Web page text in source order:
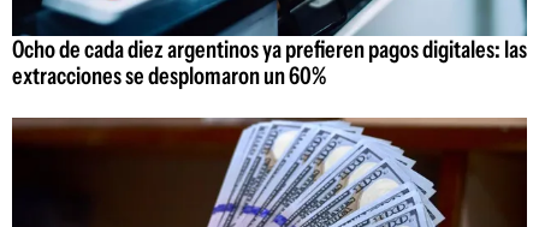
Ocho de cada diez argentinos ya prefieren pagos digitales: las
extracciones se desplomaron un 60%